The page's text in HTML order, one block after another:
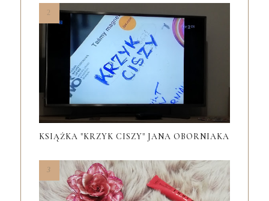
KSIĄŻKA "KRZYK CISZY" JANA OBORNIAKA